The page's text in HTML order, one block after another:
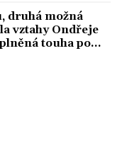
druhá možná
vztahy Ondřeje
touha po